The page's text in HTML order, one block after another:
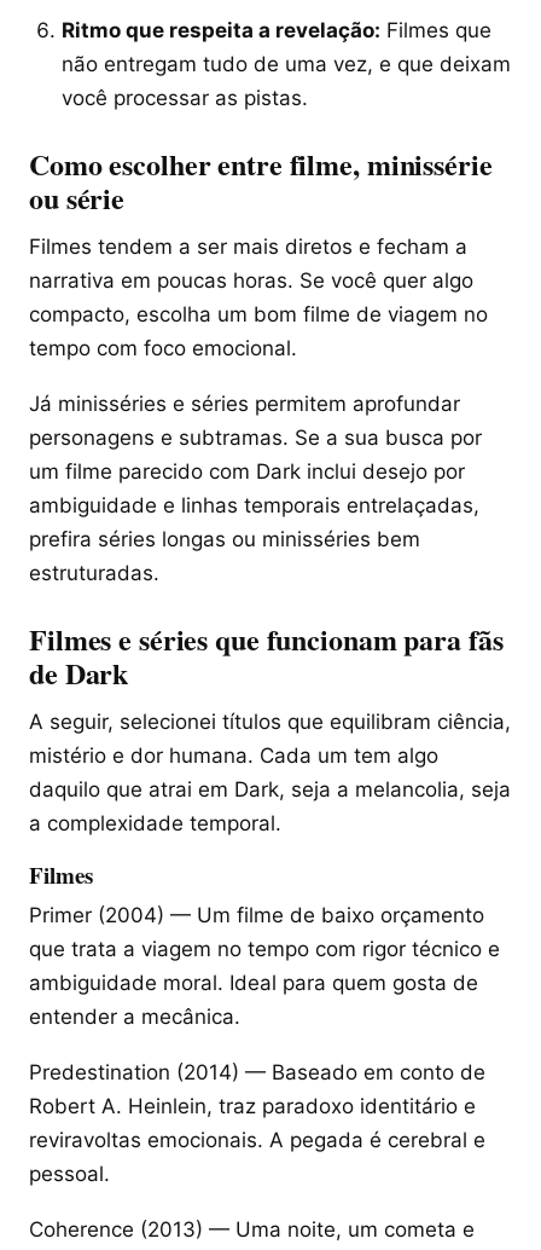
Ritmo que respeita a revelação: Filmes que
não entregam tudo de uma vez, e que deixam
você processar as pistas.
Como escolher entre filme, minissérie
ou série
Filmes tendem a ser mais diretos e fecham a
narrativa em poucas horas. Se você quer algo
compacto, escolha um bom filme de viagem no
tempo com foco emocional.
Já minisséries e séries permitem aprofundar
personagens e subtramas. Se a sua busca por
um filme parecido com Dark inclui desejo por
ambiguidade e linhas temporais entrelaçadas,
prefira séries longas ou minisséries bem
estruturadas.
Filmes e séries que funcionam para fãs
de Dark
A seguir, selecionei títulos que equilibram ciência,
mistério e dor humana. Cada um tem algo
daquilo que atrai em Dark, seja a melancolia, seja
a complexidade temporal.
Filmes
Primer (2004) — Um filme de baixo orçamento
que trata a viagem no tempo com rigor técnico e
ambiguidade moral. Ideal para quem gosta de
entender a mecânica.
Predestination (2014) — Baseado em conto de
Robert A. Heinlein, traz paradoxo identitário e
reviravoltas emocionais. A pegada é cerebral e
pessoal.
Coherence (2013) — Uma noite, um cometa e